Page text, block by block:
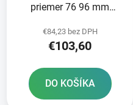
priemer 76 96 mm
PISTON
€84,23 bez DPH
€103,60
DO KOŠÍKA